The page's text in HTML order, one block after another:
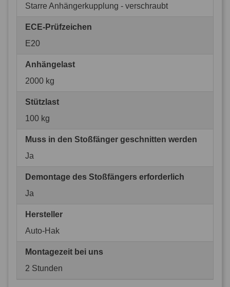
Starre Anhängerkupplung - verschraubt
ECE-Prüfzeichen
E20
Anhängelast
2000 kg
Stützlast
100 kg
Muss in den Stoßfänger geschnitten werden
Ja
Demontage des Stoßfängers erforderlich
Ja
Hersteller
Auto-Hak
Montagezeit bei uns
2 Stunden